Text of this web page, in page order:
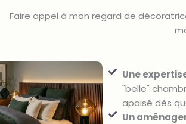
Faire appel à mon regard de
Une
"belle"
apaisé dès
Un